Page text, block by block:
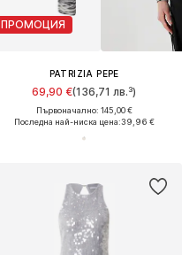
ПРОМОЦИЯ
PATRIZIA PEPE
69,90 €(136,71 лв.³)
Първоначално: 145,00 €
Последна най-ниска цена:39,96 €